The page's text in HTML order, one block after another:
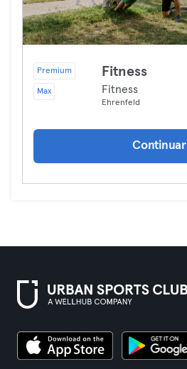
Premium
Max
Fitness
Fitness
Ehrenfeld
Continuar